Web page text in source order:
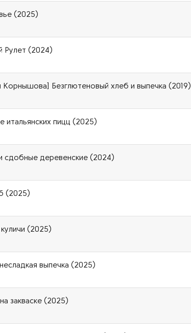
(2025)
Рулет (2024)
Безглютеновый хлеб и выпечка (2019)
итальянских пицц (2025)
сдобные деревенские (2024)
(2025)
(2025)
выпечка (2025)
закваске (2025)